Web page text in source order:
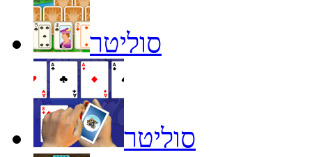
סוליטר
סוליטר